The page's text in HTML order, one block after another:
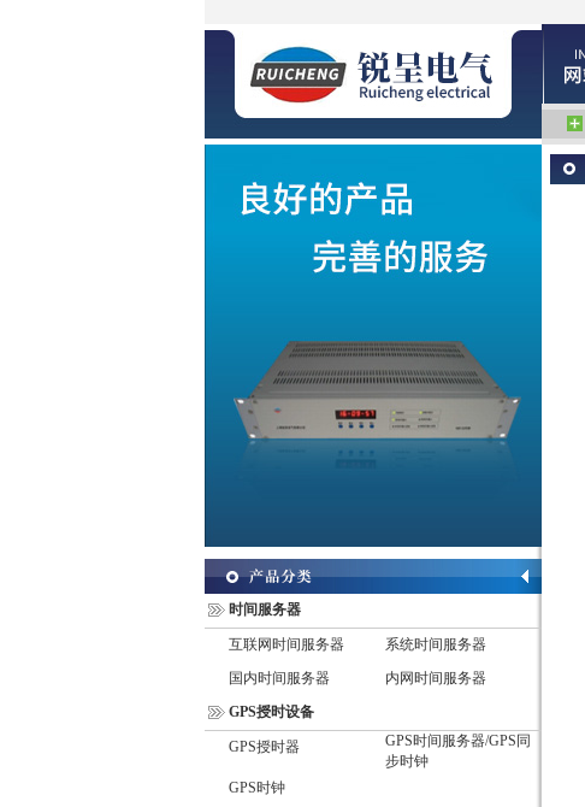
时间服务器
互联网时间服务器
系统时间服务器
国内时间服务器
内网时间服务器
GPS授时设备
GPS授时器
GPS时间服务器/GPS同
步时钟
GPS时钟